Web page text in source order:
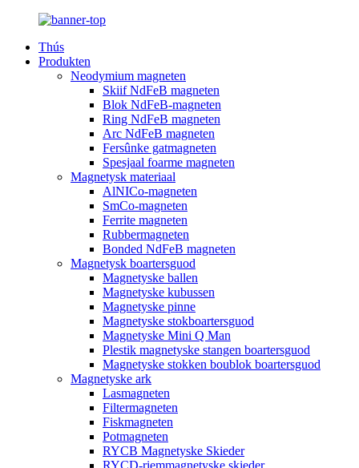
Thús
Produkten
Neodymium magneten
Skiif NdFeB magneten
Blok NdFeB-magneten
Ring NdFeB magneten
Arc NdFeB magneten
Fersûnke gatmagneten
Spesjaal foarme magneten
Magnetysk materiaal
AlNICo-magneten
SmCo-magneten
Ferrite magneten
Rubbermagneten
Bonded NdFeB magneten
Magnetysk boartersguod
Magnetyske ballen
Magnetyske kubussen
Magnetyske pinne
Magnetyske stokboartersguod
Magnetyske Mini Q Man
Plestik magnetyske stangen boartersguod
Magnetyske stokken boublok boartersguod
Magnetyske ark
Lasmagneten
Filtermagneten
Fiskmagneten
Potmagneten
RYCB Magnetyske Skieder
RYCD-riemmagnetyske skieder